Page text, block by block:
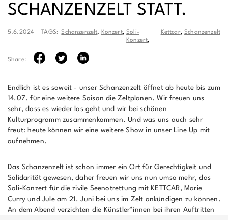
SCHANZENZELT STATT.
5.6.2024 TAGS:Schanzenzelt, Konzert,Soli-
Konzert,
Kettcar,Schanzenzelt
Share:
Endlich ist es soweit - unser Schanzenzelt öffnet ab heute bis zum
14.07. für eine weitere Saison die Zeltplanen. Wir freuen uns
sehr, dass es wieder los geht und wir bei schönen
Kulturprogramm zusammenkommen. Und was uns auch sehr
freut: heute können wir eine weitere Show in unser Line Up mit
aufnehmen.
Das Schanzenzelt ist schon immer ein Ort für Gerechtigkeit und
Solidarität gewesen, daher freuen wir uns nun umso mehr, das
Soli-Konzert für die zivile Seenotrettung mit KETTCAR, Marie
Curry und Jule am 21. Juni bei uns im Zelt ankündigen zu können.
An dem Abend verzichten die Künstler*innen bei ihren Auftritten